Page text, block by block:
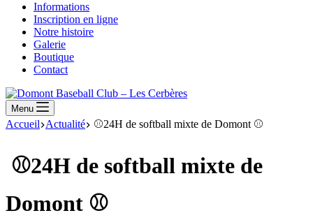
Informations
Inscription en ligne
Notre histoire
Galerie
Boutique
Contact
Menu
Accueil Actualité ⚾24H de softball mixte de Domont ⚾
⚾24H de softball mixte de
Domont ⚾